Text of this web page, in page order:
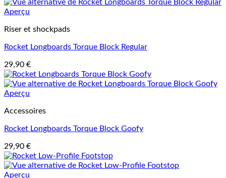
Aperçu
Riser et shockpads
Rocket Longboards Torque Block Regular
29,90 €
Aperçu
Accessoires
Rocket Longboards Torque Block Goofy
29,90 €
Aperçu